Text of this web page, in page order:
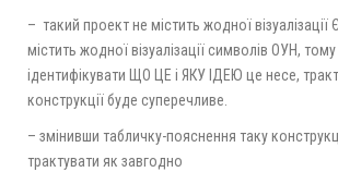
– такий проект не містить жодної
містить жодної візуалізації символів ОУН,
ідентифікувати ЩО ЦЕ і ЯКУ ІДЕЮ це несе,
конструкції буде суперечливе.
– змінивши табличку-пояснення таку
трактувати як завгодно